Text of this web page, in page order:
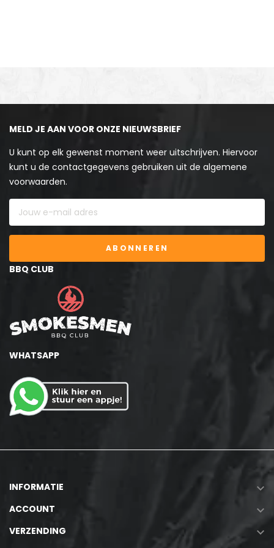
MELD JE AAN VOOR ONZE NIEUWSBRIEF
U kunt op elk gewenst moment weer uitschrijven. Hiervoor
kunt u de contactgegevens gebruiken uit de algemene
voorwaarden.
ABONNEREN
BBQ CLUB
WHATSAPP
INFORMATIE 
ACCOUNT 
VERZENDING 